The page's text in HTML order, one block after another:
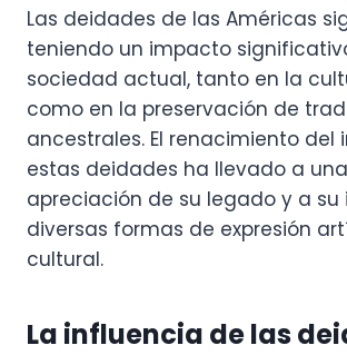
Las deidades de las Américas
teniendo un impacto
sociedad actual, tanto en la
como en la preservación de
ancestrales. El renacimiento del
estas deidades ha llevado a
apreciación de su legado y a su
diversas formas de expresión
cultural.
La influencia de las